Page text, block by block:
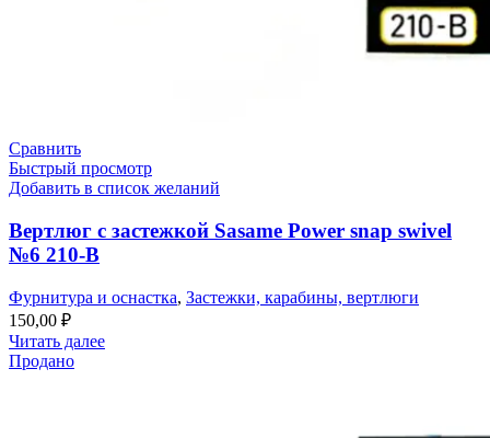
Сравнить
Быстрый просмотр
Добавить в список желаний
Вертлюг с застежкой Sasame Power snap swivel
№6 210-B
Фурнитура и оснастка, Застежки, карабины, вертлюги
150,00 ₽
Читать далее
Продано